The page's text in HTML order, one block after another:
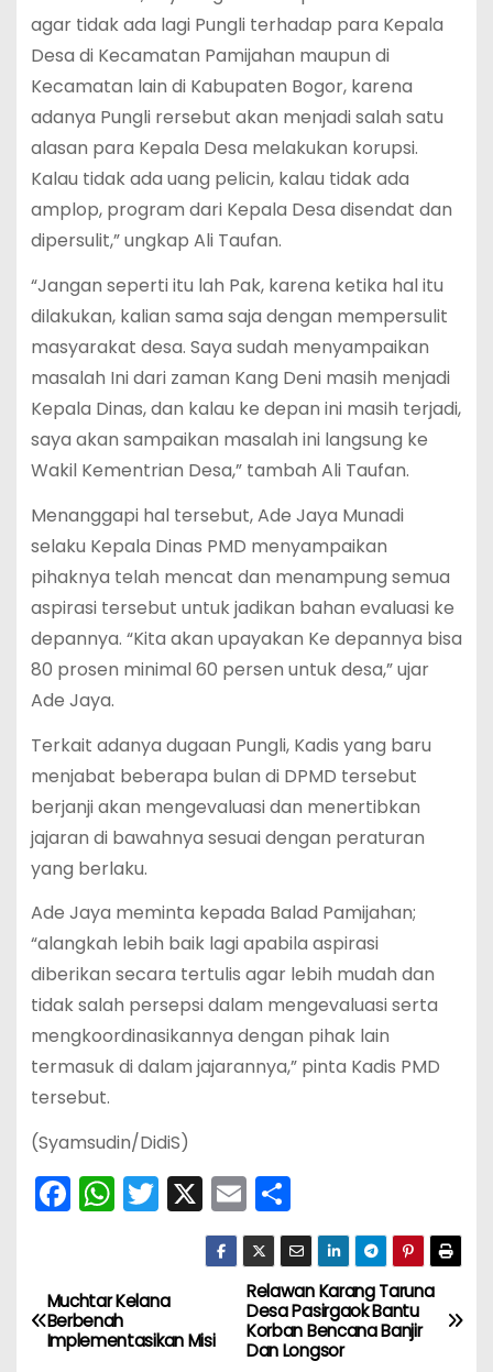
agar tidak ada lagi Pungli terhadap para Kepala
Desa di Kecamatan Pamijahan maupun di
Kecamatan lain di Kabupaten Bogor, karena
adanya Pungli rersebut akan menjadi salah satu
alasan para Kepala Desa melakukan korupsi.
Kalau tidak ada uang pelicin, kalau tidak ada
amplop, program dari Kepala Desa disendat dan
dipersulit,” ungkap Ali Taufan.
“Jangan seperti itu lah Pak, karena ketika hal itu
dilakukan, kalian sama saja dengan mempersulit
masyarakat desa. Saya sudah menyampaikan
masalah Ini dari zaman Kang Deni masih menjadi
Kepala Dinas, dan kalau ke depan ini masih terjadi,
saya akan sampaikan masalah ini langsung ke
Wakil Kementrian Desa,” tambah Ali Taufan.
Menanggapi hal tersebut, Ade Jaya Munadi
selaku Kepala Dinas PMD menyampaikan
pihaknya telah mencat dan menampung semua
aspirasi tersebut untuk jadikan bahan evaluasi ke
depannya. “Kita akan upayakan Ke depannya bisa
80 prosen minimal 60 persen untuk desa,” ujar
Ade Jaya.
Terkait adanya dugaan Pungli, Kadis yang baru
menjabat beberapa bulan di DPMD tersebut
berjanji akan mengevaluasi dan menertibkan
jajaran di bawahnya sesuai dengan peraturan
yang berlaku.
Ade Jaya meminta kepada Balad Pamijahan;
“alangkah lebih baik lagi apabila aspirasi
diberikan secara tertulis agar lebih mudah dan
tidak salah persepsi dalam mengevaluasi serta
mengkoordinasikannya dengan pihak lain
termasuk di dalam jajarannya,” pinta Kadis PMD
tersebut.
(Syamsudin/DidiS)
F
a
e
b
W
h
ts
A
T
w
er
X E
m
ai
l
S
h
ar
e
N
a
Relawan Karang Taruna
Desa Pasirgaok Bantu
Korban Bencana Banjir
Dan Longsor
Muchtar Kelana
Berbenah
Implementasikan Misi